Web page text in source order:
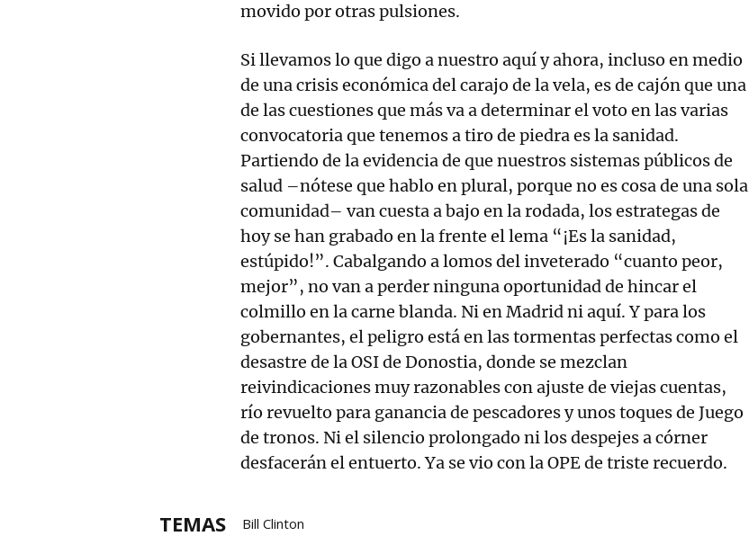
movido por otras pulsiones.
Si llevamos lo que digo a nuestro aquí y ahora, incluso en medio
de una crisis económica del carajo de la vela, es de cajón que una
de las cuestiones que más va a determinar el voto en las varias
convocatoria que tenemos a tiro de piedra es la sanidad.
Partiendo de la evidencia de que nuestros sistemas públicos de
salud –nótese que hablo en plural, porque no es cosa de una sola
comunidad– van cuesta a bajo en la rodada, los estrategas de
hoy se han grabado en la frente el lema “¡Es la sanidad,
estúpido!”. Cabalgando a lomos del inveterado “cuanto peor,
mejor”, no van a perder ninguna oportunidad de hincar el
colmillo en la carne blanda. Ni en Madrid ni aquí. Y para los
gobernantes, el peligro está en las tormentas perfectas como el
desastre de la OSI de Donostia, donde se mezclan
reivindicaciones muy razonables con ajuste de viejas cuentas,
río revuelto para ganancia de pescadores y unos toques de Juego
de tronos. Ni el silencio prolongado ni los despejes a córner
desfacerán el entuerto. Ya se vio con la OPE de triste recuerdo.
TEMAS Bill Clinton